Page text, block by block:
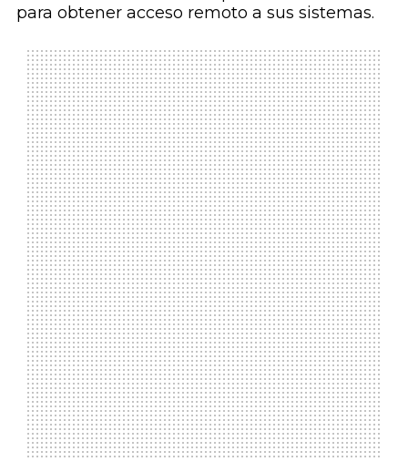
para obtener acceso remoto a sus sistemas.